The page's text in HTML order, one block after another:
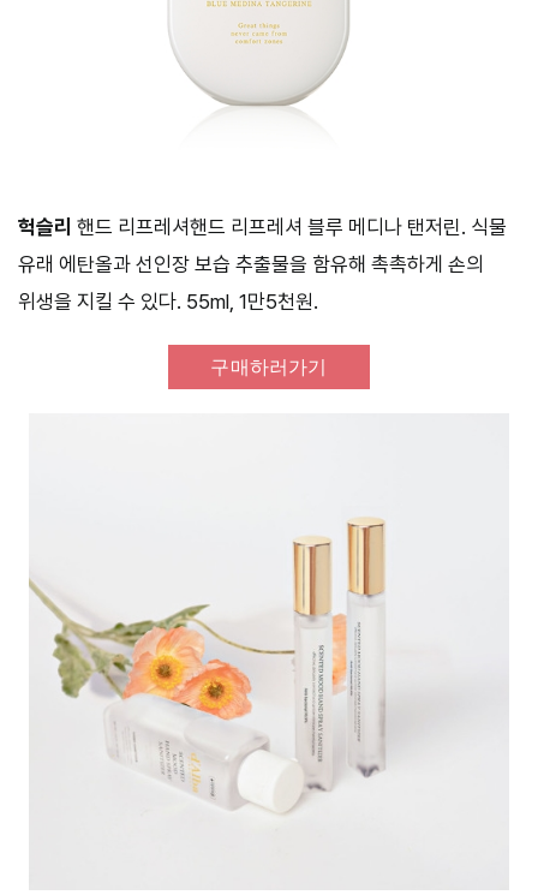
헉슬리 핸드 리프레셔핸드 리프레셔 블루 메디나 탠저린. 식물
유래 에탄올과 선인장 보습 추출물을 함유해 촉촉하게 손의
위생을 지킬 수 있다. 55ml, 1만5천원.
구매하러가기